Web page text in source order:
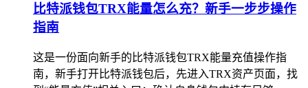
比特派钱包TRX能量怎么充？新手一步步操作
指南
这是一份面向新手的比特派钱包TRX能量充值操作指
南，新手打开比特派钱包后，先进入TRX资产页面，找